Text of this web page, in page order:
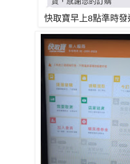
快取寶早上8點準時